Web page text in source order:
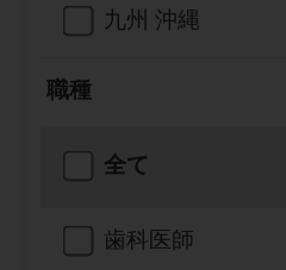
九州 沖縄
職種
全て
歯科医師
デンタルマガジン
ビデオライブラリー
特集
メールマガジンスマイル＋
北海道
愛知
京都
MDSC
Digital Seminar
見学予約